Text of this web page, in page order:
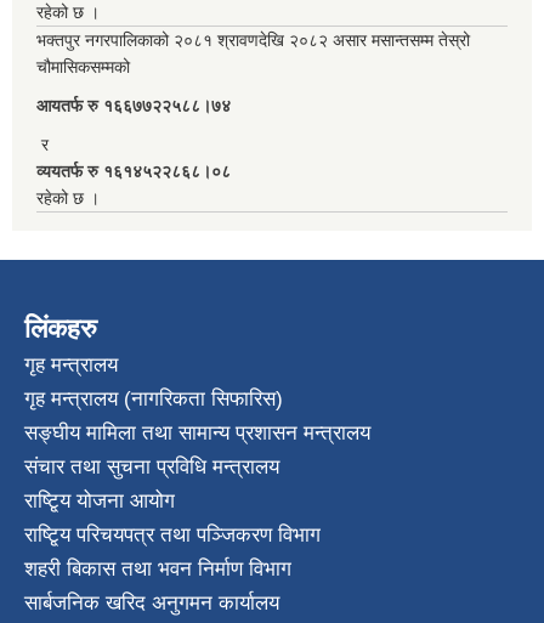
रहेको छ ।
भक्तपुर नगरपालिकाको २०८१ श्रावणदेखि २०८२ असार मसान्तसम्म तेस्रो
चौमासिकसम्मको
आयतर्फ रु‌ १६६७७२२५८८।७४
र
व्ययतर्फ रु १६१४५२२८६८।०८
रहेको छ ।
लिंकहरु
गृह मन्त्रालय
गृह मन्त्रालय (नागरिकता सिफारिस)
सङ्घीय मामिला तथा सामान्य प्रशासन मन्त्रालय
संचार तथा सुचना प्रविधि मन्त्रालय
राष्टि्ृय योजना आयोग
राष्टि्ृय परिचयपत्र तथा पञ्जिकरण विभाग
शहरी बिकास तथा भवन निर्माण विभाग
सार्बजनिक खरिद अनुगमन कार्यालय